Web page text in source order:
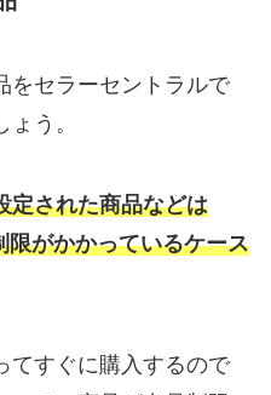
をセラーセントラルで
う。
定された商品などは
がかかっているケース
てすぐに購入するので